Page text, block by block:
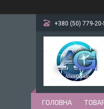
+380 (50) 779-20-
ГОЛОВНА